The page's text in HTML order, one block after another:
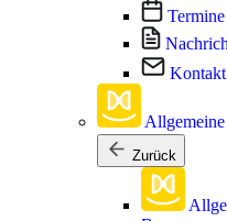
Termine
Kontakt
Zurück